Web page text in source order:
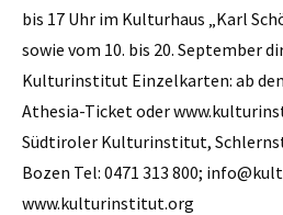
bis 17 Uhr im Kulturhaus „Karl
sowie vom 10. bis 20. September
Kulturinstitut Einzelkarten: ab
Athesia-Ticket oder
Südtiroler Kulturinstitut,
Bozen Tel: 0471 313 800;
www.kulturinstitut.org